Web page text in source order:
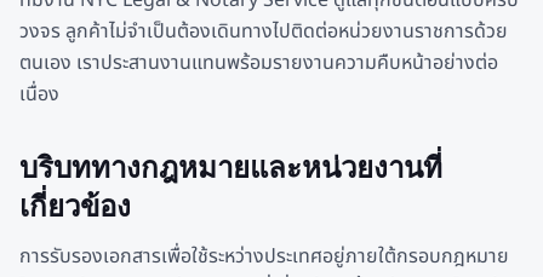
วงจร ลูกค้าไม่จำเป็นต้องเดินทางไปติดต่อหน่วยงานราชการด้วย
ตนเอง เราประสานงานแทนพร้อมรายงานความคืบหน้าอย่างต่อ
เนื่อง
บริบททางกฎหมายและหน่วยงานที่
เกี่ยวข้อง
การรับรองเอกสารเพื่อใช้ระหว่างประเทศอยู่ภายใต้กรอบกฎหมาย